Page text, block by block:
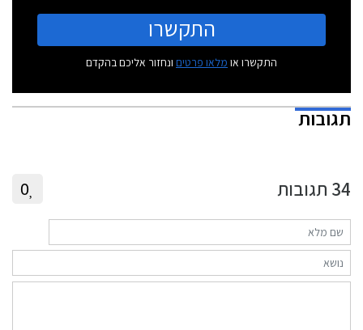
התקשרו
התקשרו או מלאו פרטים ונחזור אליכם בהקדם
תגובות
34 תגובות 0